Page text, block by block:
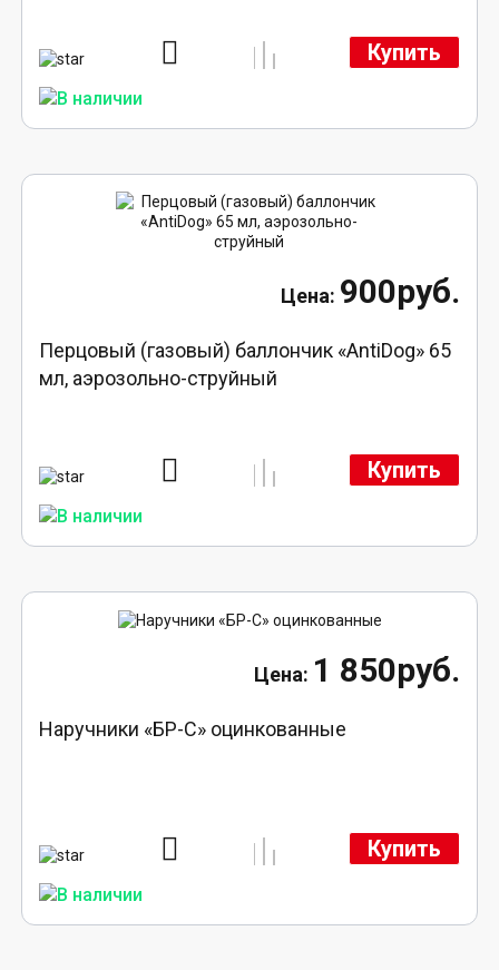
Купить
900руб.
Перцовый (газовый) баллончик «AntiDog» 65
мл, аэрозольно-струйный
Купить
1 850руб.
Наручники «БР-С» оцинкованные
Купить